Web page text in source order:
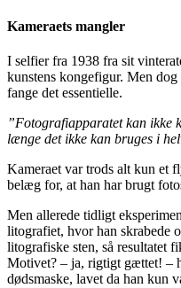
Kameraets mangler
I selfier fra 1938 fra sit
kunstens kongefigur. Men
fange det essentielle.
”Fotografiapparatet kan ikke
længe det ikke kan bruges i
Kameraet var trods alt kun et
belæg for, at han har brugt
Men allerede tidligt
litografiet, hvor han skrabede
litografiske sten, så resultatet
Motivet? – ja, rigtigt gættet! –
dødsmaske, lavet da han kun